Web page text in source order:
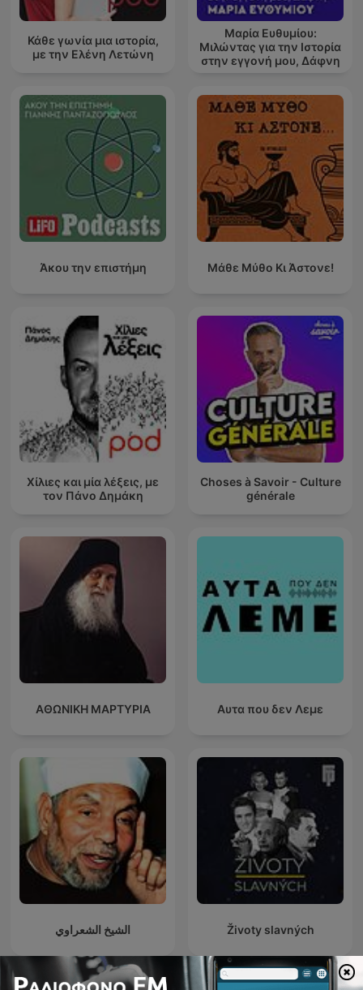
Κάθε γωνία μια ιστορία,
με την Ελένη Λετώνη
Μαρία Ευθυμίου:
Μιλώντας για την Ιστορία
στην εγγονή μου, Δάφνη
Άκου την επιστήμη Μάθε Μύθο Κι Άστονε!
Χίλιες και μία λέξεις, με
τον Πάνο Δημάκη
Choses à Savoir - Culture
générale
ΑΘΩΝΙΚΗ ΜΑΡΤΥΡΙΑ Αυτα που δεν Λεμε
الشيخ الشعراوي Životy slavných